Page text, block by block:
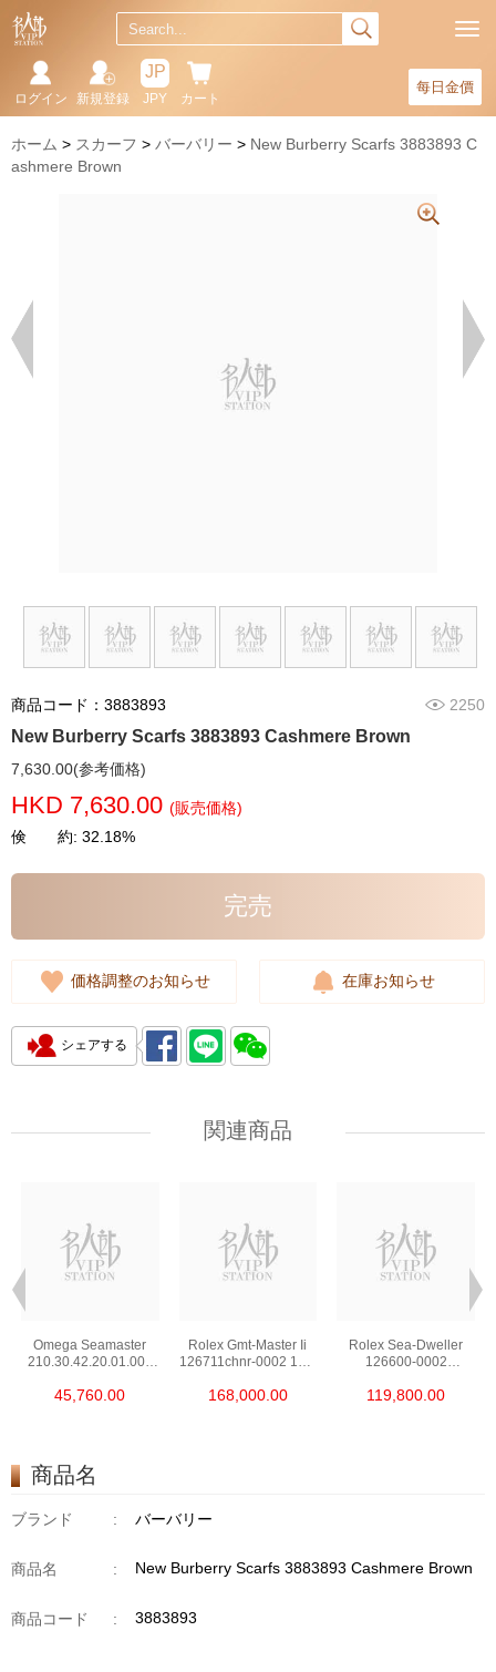
每日金價
カート
JP
JPY
新規登録
ログイン
ホーム スカーフ バーバリー
New Burberry Scarfs 3883893 C
ashmere Brown
商品コード：3883893 2250
New Burberry Scarfs 3883893 Cashmere Brown
7,630.00(参考価格)
HKD 7,630.00 (販売価格)
倹 約: 32.18%
完売
価格調整のお知らせ 在庫お知らせ
シェアする
関連商品
Omega Seamaster
210.30.42.20.01.002
Edition
45,760.00
Rolex Gmt-Master Ii
126711chnr-0002 18kt
168,000.00
Rolex Sea-Dweller
126600-0002
119,800.00
商品名
ブランド : バーバリー
商品名 : New Burberry Scarfs 3883893 Cashmere Brown
商品コード : 3883893